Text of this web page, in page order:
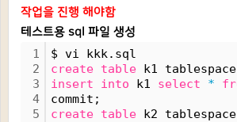
작업을 진행 해야함
테스트용 sql 파일 생성
1
2
3
4
5
$ vi kkk.sql
create table k1
insert
into k1 select *
commit;
create table k2